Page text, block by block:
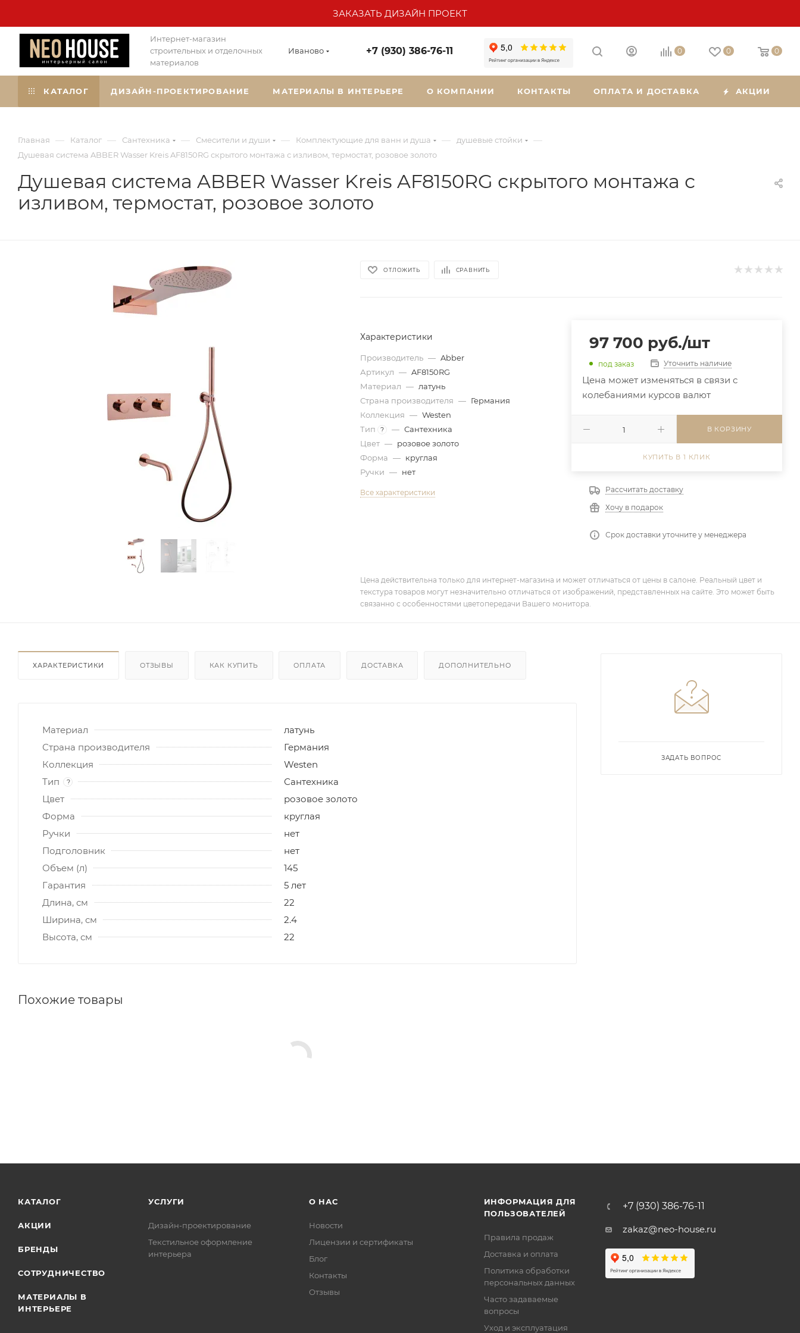
ЗАКАЗАТЬ ДИЗАЙН ПРОЕКТ
Интернет-магазин
строительных и отделочных
материалов
Иваново +7 (930) 386-76-11 0 0 0
КАТАЛОГ ДИЗАЙН-ПРОЕКТИРОВАНИЕ МАТЕРИАЛЫ В ИНТЕРЬЕРЕ О КОМПАНИИ КОНТАКТЫ ОПЛАТА И ДОСТАВКА АКЦИИ
Главная — Каталог — Сантехника — Смесители и души — Комплектующие для ванн и душа — душевые стойки —
Душевая система ABBER Wasser Kreis AF8150RG скрытого монтажа с изливом, термостат, розовое золото
Душевая система ABBER Wasser Kreis AF8150RG скрытого монтажа с
изливом, термостат, розовое золото
ОТЛОЖИТЬ СРАВНИТЬ
Характеристики
Производитель — Abber
Артикул — AF8150RG
Материал — латунь
Страна производителя — Германия
Коллекция — Westen
Тип
? — Сантехника
Цвет — розовое золото
Форма — круглая
Ручки — нет
Все характеристики
97 700 руб./шт
под заказ Уточнить наличие
Цена может изменяться в связи с
колебаниями курсов валют
В КОРЗИНУ
КУПИТЬ В 1 КЛИК
Рассчитать доставку
Хочу в подарок
Срок доставки уточните у менеджера
Цена действительна только для интернет-магазина и может отличаться от цены в салоне. Реальный цвет и
текстура товаров могут незначительно отличаться от изображений, представленных на сайте. Это может быть
связанно с особенностями цветопередачи Вашего монитора.
ХАРАКТЕРИСТИКИ ОТЗЫВЫ КАК КУПИТЬ ОПЛАТА ДОСТАВКА ДОПОЛНИТЕЛЬНО
Материал
латунь
Страна производителя
Германия
Коллекция
Westen
Тип
?
Сантехника
Цвет
розовое золото
Форма
круглая
Ручки
нет
Подголовник
нет
Объем (л)
145
Гарантия
5 лет
Длина, см
22
Ширина, см
2.4
Высота, см
22
Похожие товары
ЗАДАТЬ ВОПРОС
КАТАЛОГ
АКЦИИ
БРЕНДЫ
СОТРУДНИЧЕСТВО
МАТЕРИАЛЫ В
ИНТЕРЬЕРЕ
УСЛУГИ
Дизайн-проектирование
Текстильное оформление
интерьера
О НАС
Новости
Лицензии и сертификаты
Блог
Контакты
Отзывы
ИНФОРМАЦИЯ ДЛЯ
ПОЛЬЗОВАТЕЛЕЙ
Правила продаж
Доставка и оплата
Политика обработки
персональных данных
Часто задаваемые
вопросы
Уход и эксплуатация
+7 (930) 386-76-11
zakaz@neo-house.ru